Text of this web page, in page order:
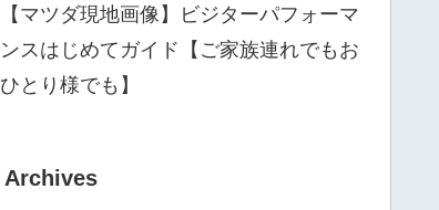
【マツダ現地画像】ビジターパフォーマ
ンスはじめてガイド【ご家族連れでもお
ひとり様でも】
Archives